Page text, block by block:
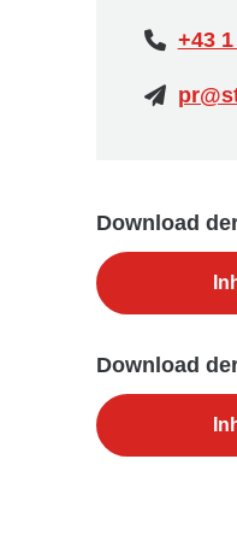
Download
Download
+43